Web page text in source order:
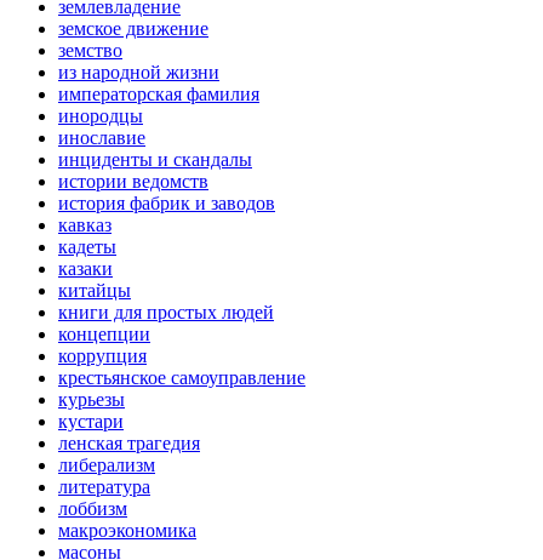
землевладение
земское движение
земство
из народной жизни
императорская фамилия
инородцы
инославие
инциденты и скандалы
истории ведомств
история фабрик и заводов
кавказ
кадеты
казаки
китайцы
книги для простых людей
концепции
коррупция
крестьянское самоуправление
курьезы
кустари
ленская трагедия
либерализм
литература
лоббизм
макроэкономика
масоны